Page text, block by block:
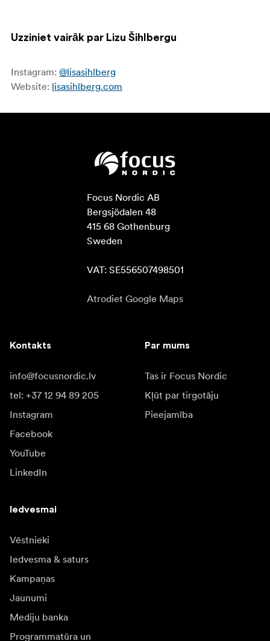
Uzziniet vairāk par Lizu Šihlbergu
Instagram: @lisasihlberg
Website: lisasihlberg.com
Focus Nordic AB
Bergsjödalen 48
415 68 Gothenburg
Sweden
VAT: SE556507498501
Atrodiet Google Maps
Kontakts
info@focusnordic.lv
tel: +37 12 94 89 205
Instagram
Facebook
YouTube
LinkedIn
Par mums
Tas ir Focus Nordic
Kļūt par tirgotāju
Pieejamība
Iedvesmai
Vēstnieki
Iedvesma & saturs
Kampaņas
Jaunumi
Mediju banka
Programmatūra un